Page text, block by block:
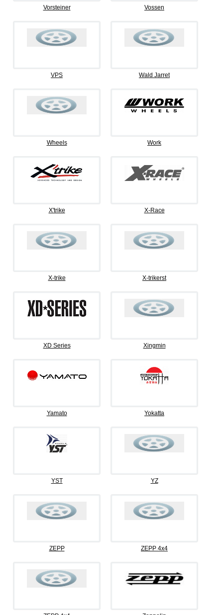
Vorsteiner Vossen
VPS Wald Jarret
Wheels Work
X'trike X-Race
X-trike X-trikerst
XD Series Xingmin
Yamato Yokatta
YST YZ
ZEPP ZEPP 4x4